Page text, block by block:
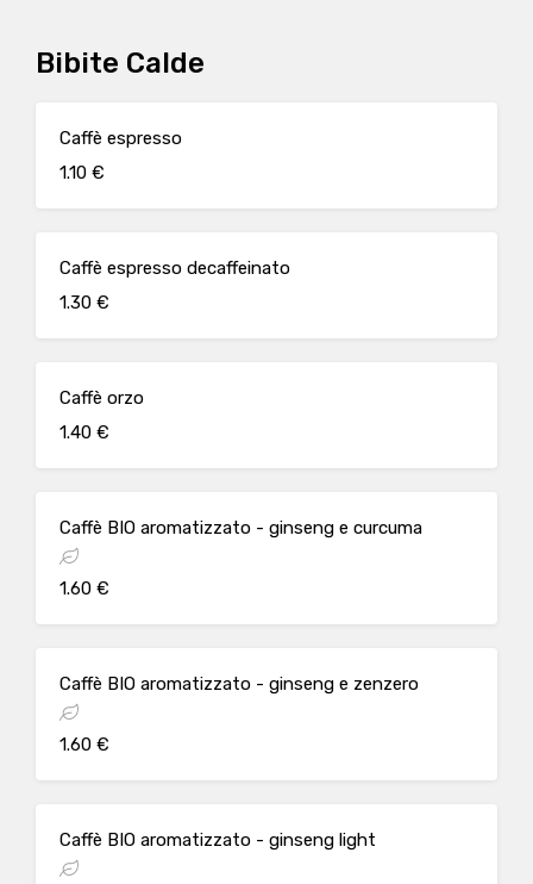
Bibite Calde
Caffè espresso
1.10 €
Caffè espresso decaffeinato
1.30 €
Caffè orzo
1.40 €
Caffè BIO aromatizzato - ginseng e curcuma
1.60 €
Caffè BIO aromatizzato - ginseng e zenzero
1.60 €
Caffè BIO aromatizzato - ginseng light